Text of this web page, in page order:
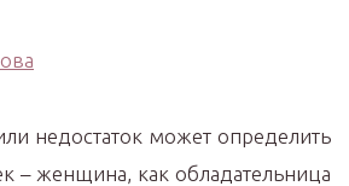
недостаток может определить
– женщина, как обладательница